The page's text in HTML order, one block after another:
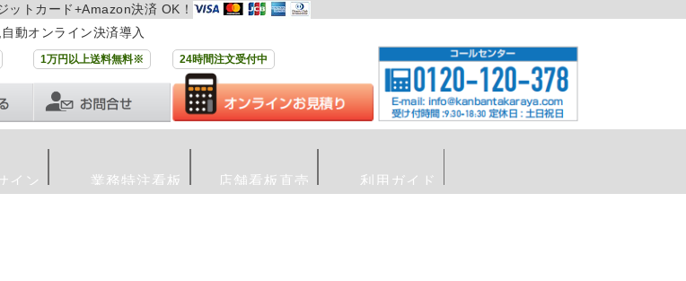
ットカード+Amazon決済 OK！
動オンライン決済導入
1万円以上送料無料※ 24時間注文受付中
イン 業務特注看板 店舗看板直売 利用ガイド